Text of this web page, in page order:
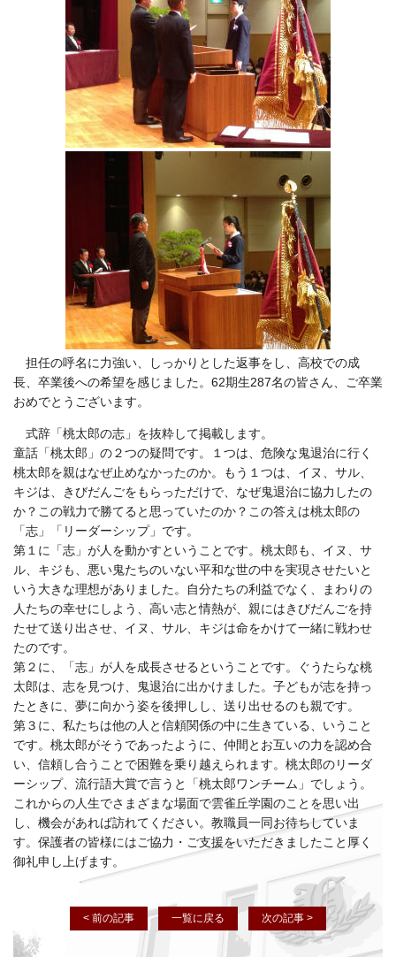
担任の呼名に力強い、しっかりとした返事をし、高校での成
長、卒業後への希望を感じました。62期生287名の皆さん、ご卒業
おめでとうございます。
式辞「桃太郎の志」を抜粋して掲載します。
童話「桃太郎」の２つの疑問です。１つは、危険な鬼退治に行く
桃太郎を親はなぜ止めなかったのか。もう１つは、イヌ、サル、
キジは、きびだんごをもらっただけで、なぜ鬼退治に協力したの
か？この戦力で勝てると思っていたのか？この答えは桃太郎の
「志」「リーダーシップ」です。
第１に「志」が人を動かすということです。桃太郎も、イヌ、サ
ル、キジも、悪い鬼たちのいない平和な世の中を実現させたいと
いう大きな理想がありました。自分たちの利益でなく、まわりの
人たちの幸せにしよう、高い志と情熱が、親にはきびだんごを持
たせて送り出させ、イヌ、サル、キジは命をかけて一緒に戦わせ
たのです。
第２に、「志」が人を成長させるということです。ぐうたらな桃
太郎は、志を見つけ、鬼退治に出かけました。子どもが志を持っ
たときに、夢に向かう姿を後押しし、送り出せるのも親です。
第３に、私たちは他の人と信頼関係の中に生きている、いうこと
です。桃太郎がそうであったように、仲間とお互いの力を認め合
い、信頼し合うことで困難を乗り越えられます。桃太郎のリーダ
ーシップ、流行語大賞で言うと「桃太郎ワンチーム」でしょう。
これからの人生でさまざまな場面で雲雀丘学園のことを思い出
し、機会があれば訪れてください。教職員一同お待ちしていま
す。保護者の皆様にはご協力・ご支援をいただきましたこと厚く
御礼申し上げます。
< 前の記事 一覧に戻る 次の記事 >